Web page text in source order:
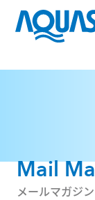
Mail
メールマガジン